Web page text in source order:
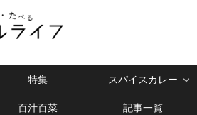
特集 スパイスカレー
百汁百菜 記事一覧